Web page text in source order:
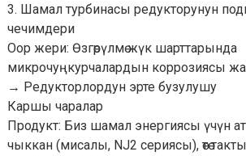
3. Шамал турбинасы редукторунун
чечимдери
Оор жери: Өзгөрүлмө жүк шарттарында
микрочуңкурчалардын коррозиясы
→ Редукторлордун эрте бузулушу
Каршы чаралар
Продукт: Биз шамал энергиясы үчүн
чыккан (мисалы, NJ2 сериясы), өтө